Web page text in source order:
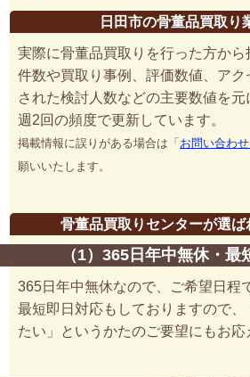
日田市の骨董品買取り
実際に骨董品買取りを行った方か
件数や買取り事例、評価数値、アク
された検討人数などの主要数値を元
週2回の頻度で更新しています。
掲載情報に誤りがある場合は「 お問い合わ
願いいたします。
骨董品買取りセンターが選ば
（1）365日年中無休・最
365日年中無休なので、ご希望日程
最短即日対応もしておりますので、
たい」というかたのご要望にもお応